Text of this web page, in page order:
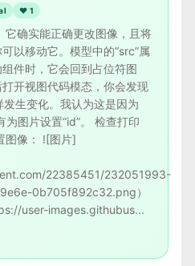
❤ 1
它确实能正确更改图像，且将
以移动它。模型中的“src”属
件时，它会回到占位符图
开视图代码模态，你会发现
发生变化。我认为这是因为
图片设置“id”。 检查打印
图像： ![图片]
22385451/232051993-
0b705f892c32.png）
user-images.githubus...